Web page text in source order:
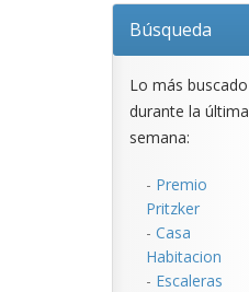
Búsqueda
Lo más buscado
durante la última
semana:
- Premio
Pritzker
- Casa
Habitacion
- Escaleras